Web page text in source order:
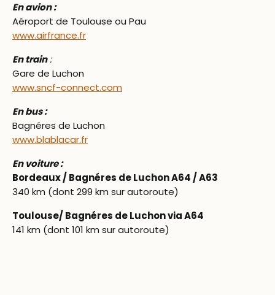
En avion :
Aéroport de Toulouse ou Pau
www.airfrance.fr
En train:
Gare de Luchon
www.sncf-connect.com
En bus :
Bagnéres de Luchon
www.blablacar.fr
En voiture :
Bordeaux / Bagnéres de Luchon A64 / A63
340 km (dont 299 km sur autoroute)
Toulouse/ Bagnéres de Luchon via A64
141 km (dont 101 km sur autoroute)